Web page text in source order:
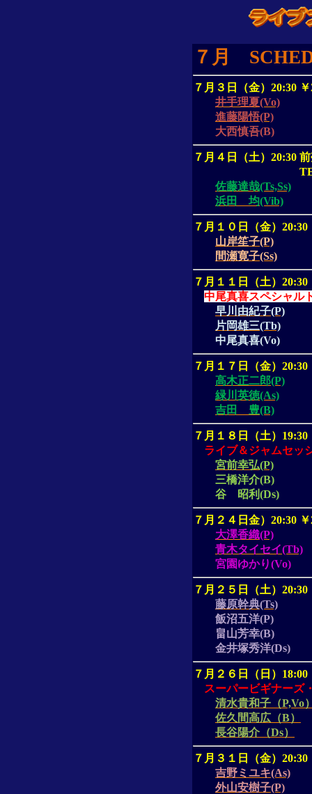
７月
７月３日（金） 20:30 ￥
井手理夏(Vo)
進藤陽悟(P)
大西慎吾(B)
７月４日（土） 20:30
佐藤達哉(Ts,Ss)
浜田 均(Vib)
７月１０日（金） 20:30
山岸笙子(P)
間瀬寛子(Ss)
７月１１日（土） 20:30
中尾真喜スペシャル
早川由紀子(P)
片岡雄三(Tb)
中尾真喜(Vo)
７月１７日（金） 20:30
高木正二郎(P)
緑川英徳(As)
吉田 豊(B)
７月１８日（土） 19:30
ライブ＆ジャムセッ
宮前幸弘(P)
三橋洋介(B)
谷 昭利(Ds)
７月２４日金） 20:30 ￥
大澤香織(P)
青木タイセイ(Tb)
宮園ゆかり(Vo)
７月２５日（土） 20:30
藤原幹典(Ts)
飯沼五洋(P)
畠山芳幸(B)
金井塚秀洋(Ds)
７月２６日（日） 18:00
スーパービギナーズ
清水貴和子（P,Vo
佐久間高広（B）
長谷陽介（Ds）
７月３１日（金） 20:30
吉野ミユキ(As)
外山安樹子(P)